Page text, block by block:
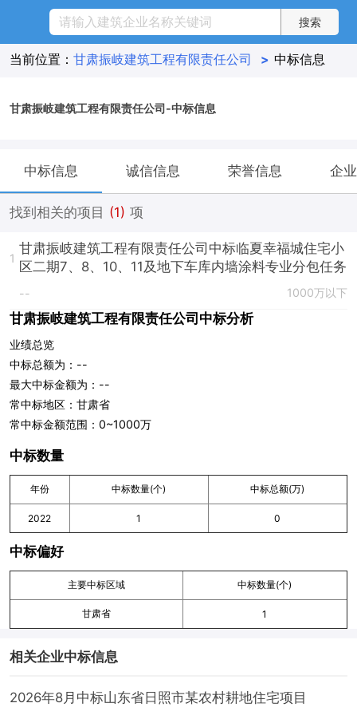
当前位置： 甘肃振岐建筑工程有限责任公司 > 中标信息
甘肃振岐建筑工程有限责任公司-中标信息
中标信息 诚信信息 荣誉信息 企
找到相关的项目 (1) 项
1
甘肃振岐建筑工程有限责任公司中标临夏幸福城住宅小
区二期7、8、10、11及地下车库内墙涂料专业分包任务
-- 1000万以下
甘肃振岐建筑工程有限责任公司中标分析
业绩总览
中标总额为：--
最大中标金额为：--
常中标地区：甘肃省
常中标金额范围：0~1000万
中标数量
年份 中标数量(个) 中标总额(万)
2022 1 0
中标偏好
主要中标区域 中标数量(个)
甘肃省 1
相关企业中标信息
2026年8月中标山东省日照市某农村耕地住宅项目